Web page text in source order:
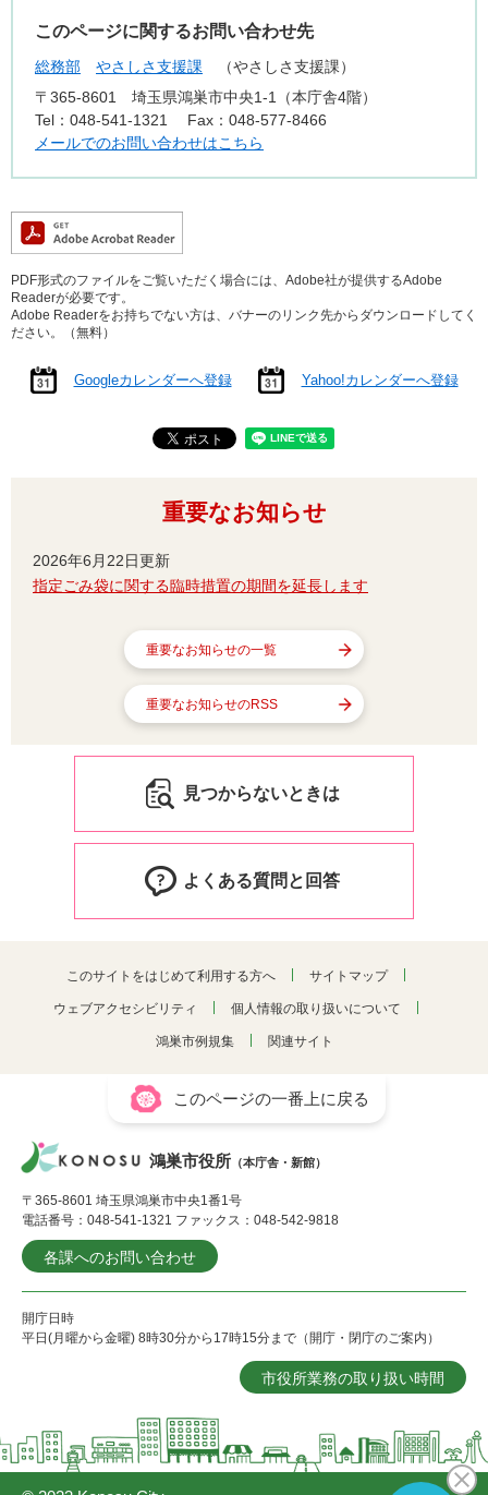
このページに関するお問い合わせ先
総務部 やさしさ支援課
やさしさ支援課
〒365-8601
埼玉県鴻巣市中央1-1（本庁舎4階）
Tel：048-541-1321
Fax：048-577-8466
メールでのお問い合わせはこちら
PDF形式のファイルをご覧いただく場合には、Adobe社が提供するAdobe
Readerが必要です。
Adobe Readerをお持ちでない方は、バナーのリンク先からダウンロードしてく
ださい。（無料）
Googleカレンダーへ登録 Yahoo!カレンダーへ登録
重要なお知らせ
2026年6月22日更新
指定ごみ袋に関する臨時措置の期間を延長します
重要なお知らせの一覧
重要なお知らせのRSS
見つからないときは
よくある質問と回答
このサイトをはじめて利用する方へ サイトマップ
ウェブアクセシビリティ 個人情報の取り扱いについて
鴻巣市例規集 関連サイト
このページの一番上に戻る
鴻巣市役所 （本庁舎・新館）
〒365-8601 埼玉県鴻巣市中央1番1号
電話番号：048-541-1321 ファックス：048-542-9818
各課へのお問い合わせ
開庁日時
平日(月曜から金曜) 8時30分から17時15分まで（開庁・閉庁のご案内）
市役所業務の取り扱い時間